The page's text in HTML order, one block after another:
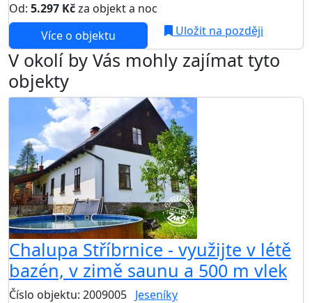
Od: 5.297 Kčza objekt a noc
Více o objektu
Uložit na později
V okolí by Vás mohly zajímat tyto
objekty
Chalupa Stříbrnice - využijte v létě
bazén, v zimě saunu a 500 m vlek
Číslo objektu: 2009005 Jeseníky